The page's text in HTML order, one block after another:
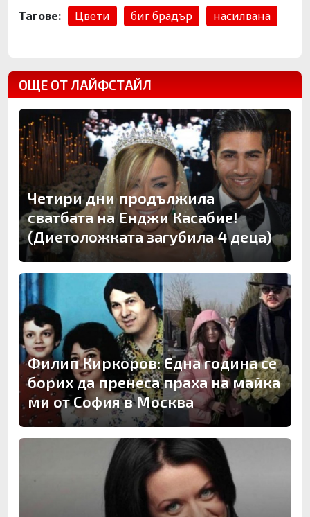
Тагове: Цвети биг брадър насилвана
ОЩЕ ОТ ЛАЙФСТАЙЛ
Четири дни продължила
сватбата на Енджи Касабие!
(Диетоложката загубила 4 деца)
Филип Киркоров: Една година се
борих да пренеса праха на майка
ми от София в Москва